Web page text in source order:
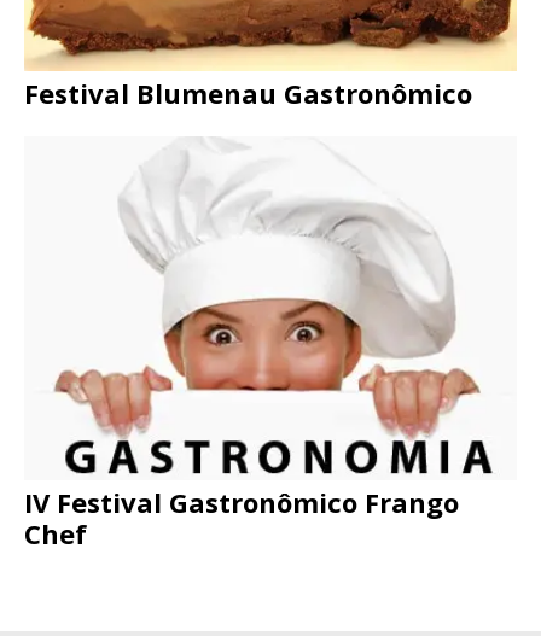
Festival Blumenau Gastronômico
IV Festival Gastronômico Frango
Chef